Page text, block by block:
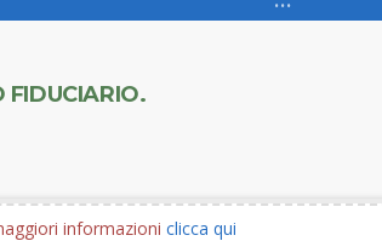
FIDUCIARIO.
informazioni clicca qui